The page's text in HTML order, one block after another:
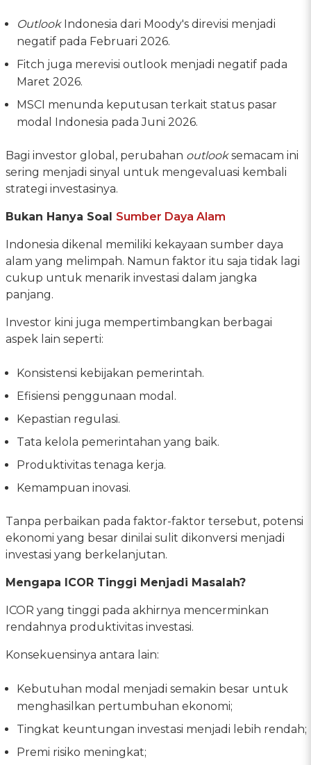
OutlookIndonesia dari Moody's direvisi menjadi
negatif pada Februari 2026.
Fitch juga merevisi outlook menjadi negatif pada
Maret 2026.
MSCI menunda keputusan terkait status pasar
modal Indonesia pada Juni 2026.
Bagi investor global, perubahan outlooksemacam ini
sering menjadi sinyal untuk mengevaluasi kembali
strategi investasinya.
Bukan Hanya Soal Sumber Daya Alam
Indonesia dikenal memiliki kekayaan sumber daya
alam yang melimpah. Namun faktor itu saja tidak lagi
cukup untuk menarik investasi dalam jangka
panjang.
Investor kini juga mempertimbangkan berbagai
aspek lain seperti:
Konsistensi kebijakan pemerintah.
Efisiensi penggunaan modal.
Kepastian regulasi.
Tata kelola pemerintahan yang baik.
Produktivitas tenaga kerja.
Kemampuan inovasi.
Tanpa perbaikan pada faktor-faktor tersebut, potensi
ekonomi yang besar dinilai sulit dikonversi menjadi
investasi yang berkelanjutan.
Mengapa ICOR Tinggi Menjadi Masalah?
ICOR yang tinggi pada akhirnya mencerminkan
rendahnya produktivitas investasi.
Konsekuensinya antara lain:
Kebutuhan modal menjadi semakin besar untuk
menghasilkan pertumbuhan ekonomi;
Tingkat keuntungan investasi menjadi lebih rendah;
Premi risiko meningkat;